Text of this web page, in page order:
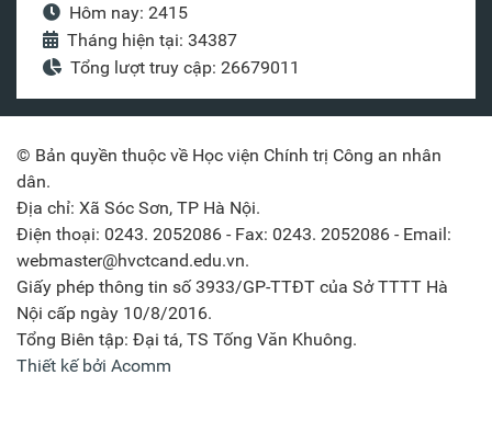
Hôm nay: 2415
Tháng hiện tại: 34387
Tổng lượt truy cập: 26679011
© Bản quyền thuộc về Học viện Chính trị Công an nhân
dân.
Địa chỉ: Xã Sóc Sơn, TP Hà Nội.
Điện thoại: 0243. 2052086 - Fax: 0243. 2052086 - Email:
webmaster@hvctcand.edu.vn.
Giấy phép thông tin số 3933/GP-TTĐT của Sở TTTT Hà
Nội cấp ngày 10/8/2016.
Tổng Biên tập: Đại tá, TS Tống Văn Khuông.
Thiết kế bởi Acomm